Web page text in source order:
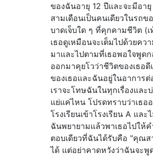
ของฉันอายุ 12 ปีและจะมีอา
สามเดือนเป็นคนเดียวในรถข
บาดเจ็บใด ๆ ที่คุกคามชีวิต (
เธอดูเหมือนจะเต็มไปด้วยคว
มาและไปตามที่เธอพอใจพูด
ออกมาคุยโวว่าชีวิตของเธอ
ของเธอและฉันอยู่ในอาการต่
เราจะโทษฉันในทุกเรื่องและ
แย่แค่ไหน โปรดทราบว่าเธอ
โรงเรียนเข้าโรงเรียน A และ
ฉันพยายามแล้วพาเธอไปให้
ตอบเดียวที่ฉันได้รับคือ "คุณ
ได้ แต่อย่าคาดหวังว่าฉันจะพู